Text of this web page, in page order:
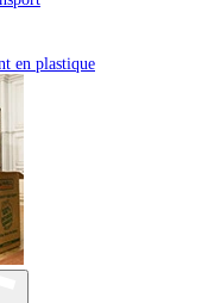
en plastique